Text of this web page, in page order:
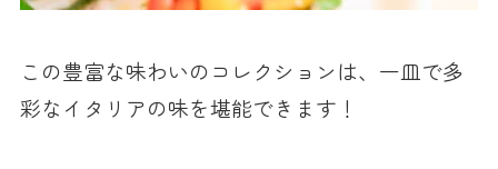
この豊富な味わいのコレクションは、一皿で多
彩なイタリアの味を堪能できます！